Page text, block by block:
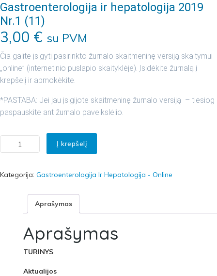
Gastroenterologija ir hepatologija 2019
Nr.1 (11)
3,00 € su PVM
Čia galite įsigyti pasirinkto žurnalo skaitmeninę versiją skaitymui
„online” (internetinio puslapio skaityklėje). Įsidėkite žurnalą į
krepšelį ir apmokėkite.
*PASTABA: Jei jau įsigijote skaitmeninę žurnalo versiją – tiesiog
paspauskite ant žurnalo paveikslėlio.
Į krepšelį
Kategorija: Gastroenterologija Ir Hepatologija - Online
Aprašymas
Aprašymas
TURINYS
Aktualijos